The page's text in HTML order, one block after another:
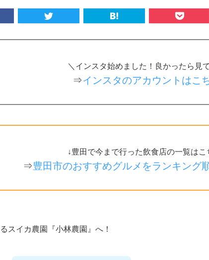
＼インスタ始めました！良かったら見
⇒インスタのアカウントはこ
↓豊田で今まで行った飲食店の一覧はこ
⇒豊田市のおすすめグルメをランキング
スイカ農園『小林農園』へ！